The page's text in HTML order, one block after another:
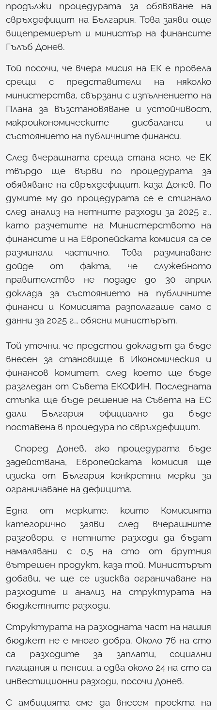
продължи процедурата за обявяване на
свръхдефицит на България. Това заяви още
вицепремиерът и министър на финансите
Гълъб Донев.
Той посочи, че вчера мисия на ЕК е провела
срещи с представители на няколко
министерства, свързани с изпълнението на
Плана за възстановяване и устойчивост,
макроикономическите дисбаланси и
състоянието на публичните финанси.
След вчерашната среща стана ясно, че ЕК
твърдо ще върви по процедурата за
обявяване на свръхдефицит, каза Донев. По
думите му до процедурата се е стигнало
след анализ на нетните разходи за 2025 г.,
като разчетите на Министерството на
финансите и на Европейската комисия са се
разминали частично. Това разминаване
дойде от факта, че служебното
правителство не подаде до 30 април
доклада за състоянието на публичните
финанси и Комисията разполагаше само с
данни за 2025 г., обясни министърът.
Той уточни, че предстои докладът да бъде
внесен за становище в Икономическия и
финансов комитет, след което ще бъде
разгледан от Съвета ЕКОФИН. Последната
стъпка ще бъде решение на Съвета на ЕС
дали България официално да бъде
поставена в процедура по свръхдефицит.
Според Донев, ако процедурата бъде
задействана, Европейската комисия ще
изиска от България конкретни мерки за
ограничаване на дефицита.
Една от мерките, които Комисията
категорично заяви след вчерашните
разговори, е нетните разходи да бъдат
намалявани с 0,5 на сто от брутния
вътрешен продукт, каза той. Министърът
добави, че ще се изисква ограничаване на
разходите и анализ на структурата на
бюджетните разходи.
Структурата на разходната част на нашия
бюджет не е много добра. Около 76 на сто
са разходите за заплати, социални
плащания и пенсии, а едва около 24 на сто са
инвестиционни разходи, посочи Донев.
С амбицията сме да внесем проекта на